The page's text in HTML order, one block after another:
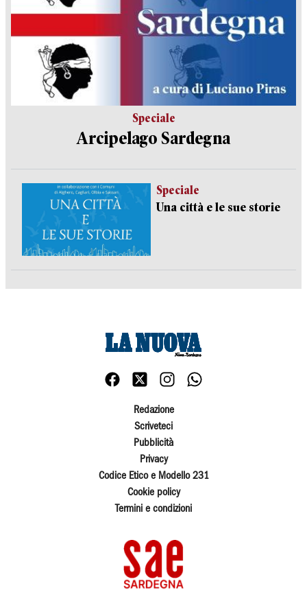
Speciale
Arcipelago Sardegna
Speciale
Una città e le sue storie
Redazione
Scriveteci
Pubblicità
Privacy
Codice Etico e Modello 231
Cookie policy
Termini e condizioni